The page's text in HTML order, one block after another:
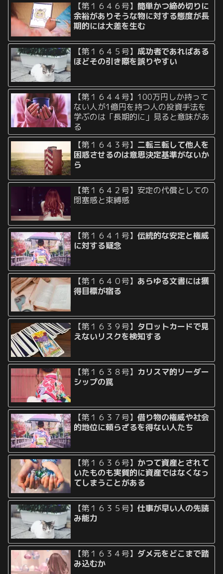
【第１６４６号】簡単かつ締め切りに
余裕がありそうな物に対する態度が長
期的には大差を生む
【第１６４５号】成功者であればある
ほどその引き際を誤りやすい
【第１６４４号】100万円しか持って
ない人が1億円を持つ人の投資手法を
学ぶのは「長期的に」見ると意味があ
る
【第１６４３号】 二転三転して他人を
困惑させるのは意思決定基準がないか
ら
【第１６４２号】安定の代償としての
閉塞感と束縛感
【第１６４１号】伝統的な安定と権威
に対する疑念
【第１６４０号】 あらゆる文書には獲
得目標が宿る
【第１６３９号】 タロットカードで見
えないリスクを検知する
【第１６３８号】 カリスマ的リーダー
シップの罠
【第１６３７号】借り物の権威や社会
的地位に頼らざるを得ない人たち
【第１６３６号】 かつて資産とされて
いたものも実質的に資産ではなくなっ
てしまうことがある
【第１６３５号】仕事が早い人の先読
み能力
【第１６３４号】 ダメ元をどこまで踏
み込むか